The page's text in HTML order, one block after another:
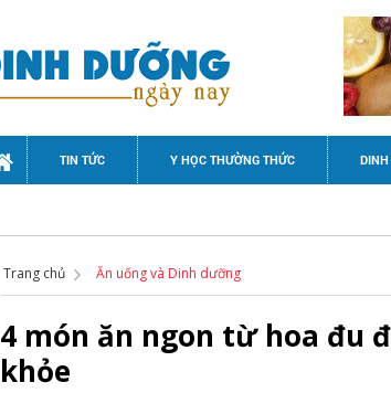
TIN TỨC Y HỌC THƯỜNG THỨC
Trang chủ Ăn uống và Dinh dưỡng
4 món ăn ngon từ hoa đu
khỏe